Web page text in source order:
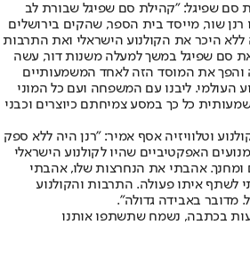
סם שפיגל: "קהילת סם שפיגל שבורת לב
שור, מייסד בית הספר, שהקים בירושלים
היכר את הקולנוע הישראלי ואת התרבות
את סם שפיגל במשך למעלה משנות דור, עשה
והפך את המוסד הזה לאחד המשמעותיים
העולמי. ליבנו עם המשפחה ועם כל המוני
כל כך במסע צמיחתם כיוצרים וכבני
וטלוויזיה אסף אמיר: "רנן היה ללא ספק
האפקטיביים שהיו לקולנוע הישראלי
אהבתי את הנחרצות שלו, אהבתי
לשתף איתו פעולה. התרבות והקולנוע
מדובר באבידה גדולה".
בכתבה, נשמח שתשתפו אותנו